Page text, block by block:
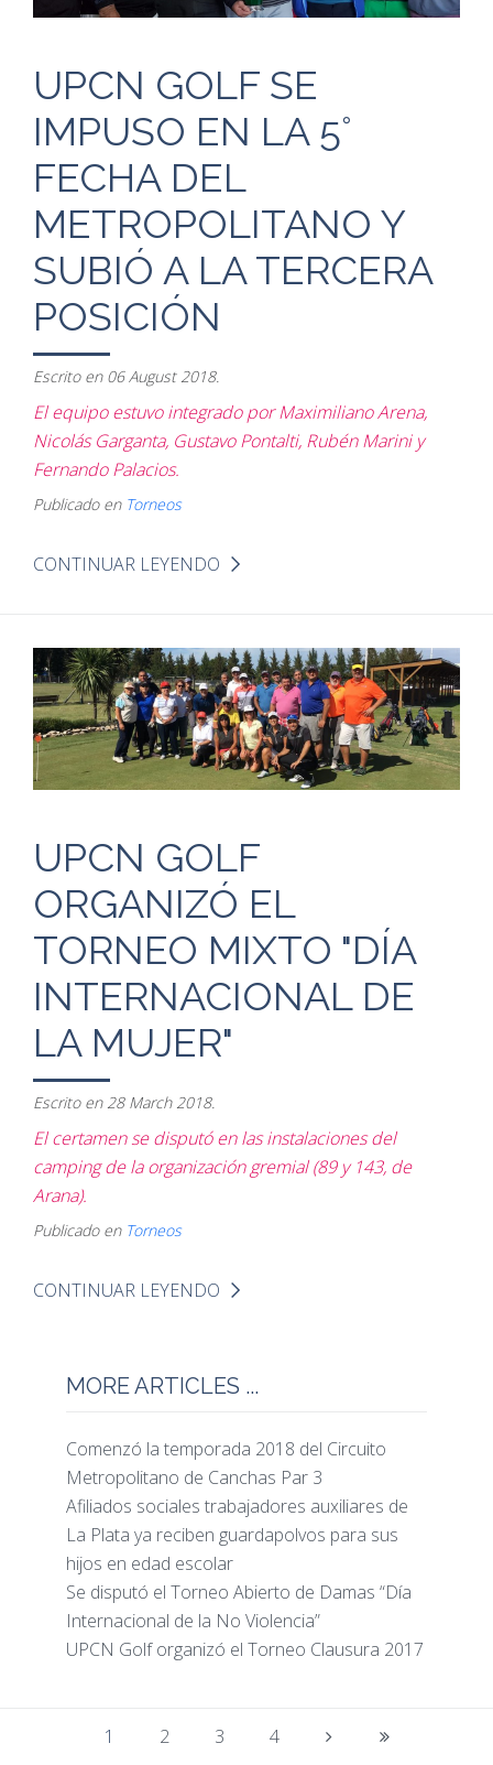
UPCN GOLF SE
IMPUSO EN LA 5°
FECHA DEL
METROPOLITANO Y
SUBIÓ A LA TERCERA
POSICIÓN
Escrito en 06 August 2018.
El equipo estuvo integrado por Maximiliano Arena,
Nicolás Garganta, Gustavo Pontalti, Rubén Marini y
Fernando Palacios.
Publicado en Torneos
CONTINUAR LEYENDO
UPCN GOLF
ORGANIZÓ EL
TORNEO MIXTO "DÍA
INTERNACIONAL DE
LA MUJER"
Escrito en 28 March 2018.
El certamen se disputó en las instalaciones del
camping de la organización gremial (89 y 143, de
Arana).
Publicado en Torneos
CONTINUAR LEYENDO
MORE ARTICLES ...
Comenzó la temporada 2018 del Circuito
Metropolitano de Canchas Par 3
Afiliados sociales trabajadores auxiliares de
La Plata ya reciben guardapolvos para sus
hijos en edad escolar
Se disputó el Torneo Abierto de Damas “Día
Internacional de la No Violencia”
UPCN Golf organizó el Torneo Clausura 2017
1 2 3 4